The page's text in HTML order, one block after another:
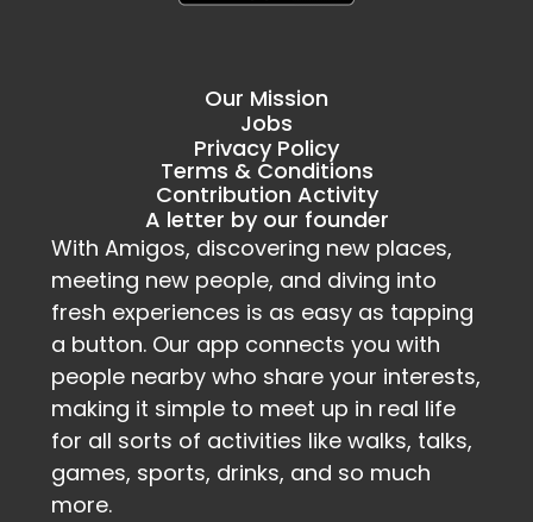
Our Mission
Jobs
Privacy Policy
Terms & Conditions
Contribution Activity
A letter by our founder
With Amigos, discovering new places,
meeting new people, and diving into
fresh experiences is as easy as tapping
a button. Our app connects you with
people nearby who share your interests,
making it simple to meet up in real life
for all sorts of activities like walks, talks,
games, sports, drinks, and so much
more.